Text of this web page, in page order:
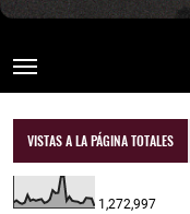
VISTAS A LA PÁGINA TOTALES
1,272,997